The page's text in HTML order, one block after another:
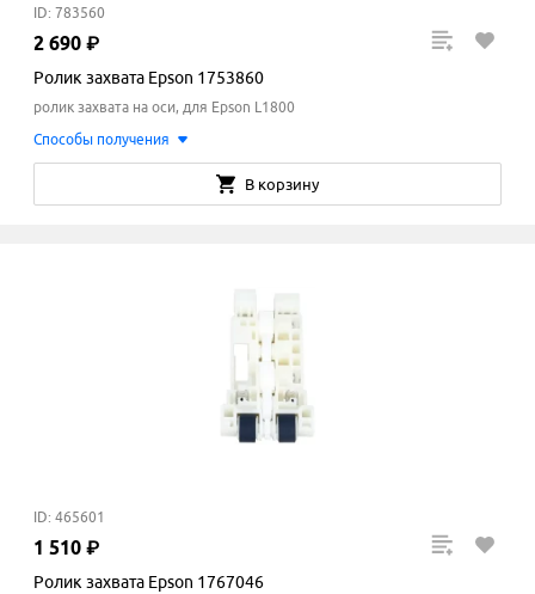
ID: 783560
2 690 ₽
Ролик захвата Epson 1753860
ролик захвата на оси, для Epson L1800
Способы получения
В корзину
ID: 465601
1 510 ₽
Ролик захвата Epson 1767046